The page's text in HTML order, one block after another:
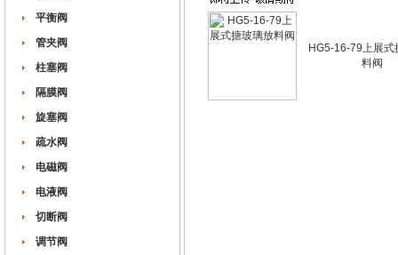
平衡阀
管夹阀
柱塞阀
隔膜阀
旋塞阀
疏水阀
电磁阀
电液阀
切断阀
调节阀
HG5-16-79上展式
料阀